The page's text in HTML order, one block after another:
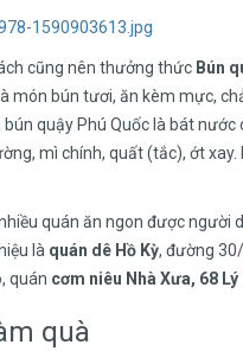
cũng nên thưởng thức Bún
món bún tươi, ăn kèm mực,
quậy Phú Quốc là bát nước
mì chính, quất (tắc), ớt
quán ăn ngon được người
là quán dê Hồ Kỳ, đường
quán cơm niêu Nhà Xưa, 68
quà